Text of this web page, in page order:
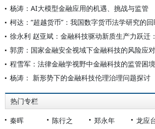
杨涛：AI大模型金融应用的机遇、挑战与监管
柯达：“超越货币”：我国数字货币法学研究的
郭雳：国家金融安全视域下金融科技的风险应
程雪军：法律金融学视野中金融科技的监管困
杨涛： 新形势下的金融科技伦理治理问题探讨
热门专栏
秦晖 陈行之 郑永年 龙应